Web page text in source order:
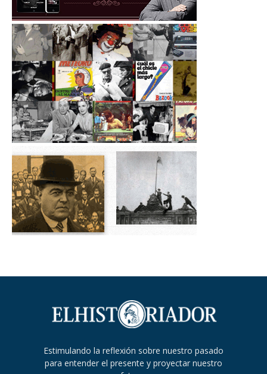
Estimulando la reflexión sobre nuestro pasado
para entender el presente y proyectar nuestro